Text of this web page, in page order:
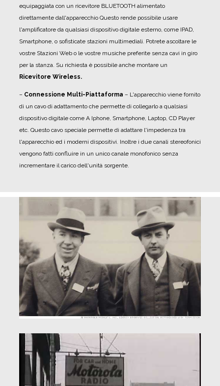
equipaggiata con un ricevitore BLUETOOTH alimentato
direttamente dall'apparecchio Questo rende possibile usare
l'amplificatore da qualsiasi dispositivo digitale esterno, come IPAD,
Smartphone, o sofisticate stazioni multimediali. Potrete ascoltare le
vostre Stazioni Web o le vostre musiche preferite senza cavi in giro
per la stanza. Su richiesta è possibile anche montare un
Ricevitore Wireless.
– Connessione Multi-Piattaforma – L'apparecchio viene fornito
di un cavo di adattamento che permette di collegarlo a qualsiasi
dispositivo digitale come A Iphone, Smartphone, Laptop, CD Player
etc. Questo cavo speciale permette di adattare l'impedenza tra
l'apparecchio ed i moderni dispositivi. Inoltre i due canali stereofonici
vengono fatti confluire in un unico canale monofonico senza
incrementare il carico dell'unità sorgente.